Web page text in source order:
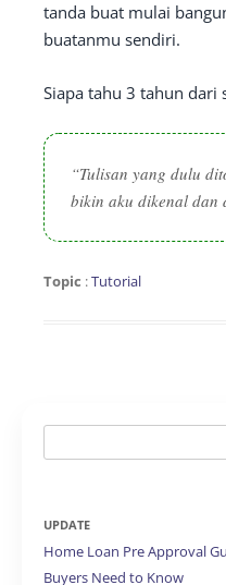
tanda buat mulai
buatanmu sendiri.
Siapa tahu 3 tahun dari
“Tulisan yang dulu
bikin aku dikenal dan
Topic :Tutorial
for:
UPDATE
Home Loan Pre Approval
Buyers Need to Know